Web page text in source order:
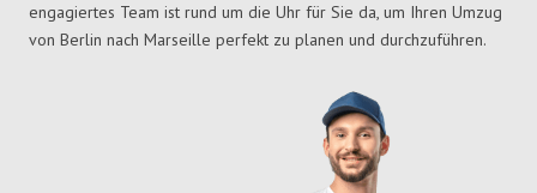
engagiertes Team ist rund um die Uhr für Sie da, um Ihren Umzug
von Berlin nach Marseille perfekt zu planen und durchzuführen.